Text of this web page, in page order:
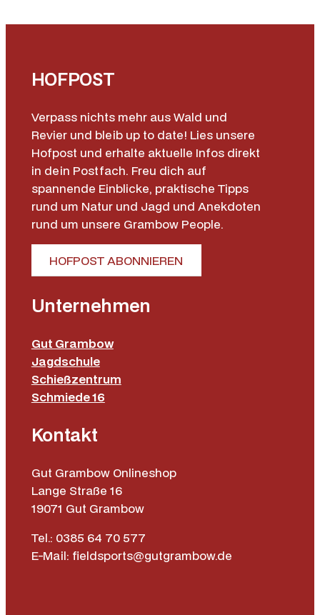
HOFPOST
Verpass nichts mehr aus Wald und
Revier und bleib up to date! Lies unsere
Hofpost und erhalte aktuelle Infos direkt
in dein Postfach. Freu dich auf
spannende Einblicke, praktische Tipps
rund um Natur und Jagd und Anekdoten
rund um unsere Grambow People.
HOFPOST ABONNIEREN
Unternehmen
Gut Grambow
Jagdschule
Schießzentrum
Schmiede 16
Kontakt
Gut Grambow Onlineshop
Lange Straße 16
19071 Gut Grambow
Tel.: 0385 64 70 577
E-Mail: fieldsports@gutgrambow.de